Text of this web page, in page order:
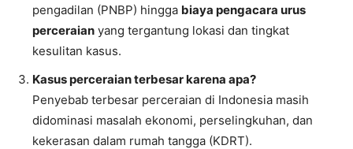
pengadilan (PNBP) hingga biaya pengacara urus
perceraian yang tergantung lokasi dan tingkat
kesulitan kasus.
Kasus perceraian terbesar karena apa?
Penyebab terbesar perceraian di Indonesia masih
didominasi masalah ekonomi, perselingkuhan, dan
kekerasan dalam rumah tangga (KDRT).